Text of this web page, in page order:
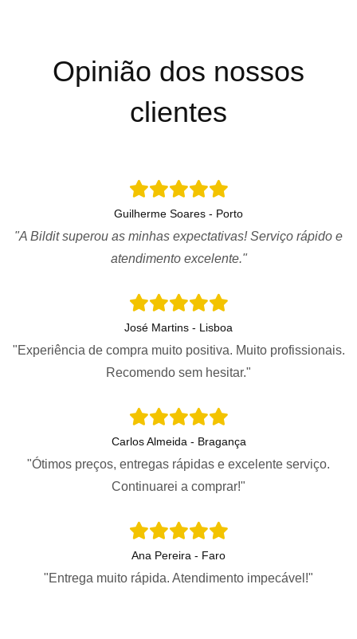
Opinião dos nossos
clientes
Guilherme Soares - Porto
"A Bildit superou as minhas expectativas! Serviço rápido e
atendimento excelente."
José Martins - Lisboa
"Experiência de compra muito positiva. Muito profissionais.
Recomendo sem hesitar."
Carlos Almeida - Bragança
"Ótimos preços, entregas rápidas e excelente serviço.
Continuarei a comprar!"
Ana Pereira - Faro
"Entrega muito rápida. Atendimento impecável!"